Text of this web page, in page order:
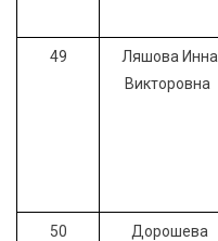
49
Ляшова Инна
Викторовна
50
Дорошева